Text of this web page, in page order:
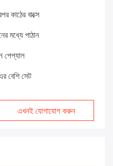
কাঠের বাক্সে
মধ্যে পাঠান
পেপ্যাল
বেশি সেট
এখনই যোগাযোগ করুন